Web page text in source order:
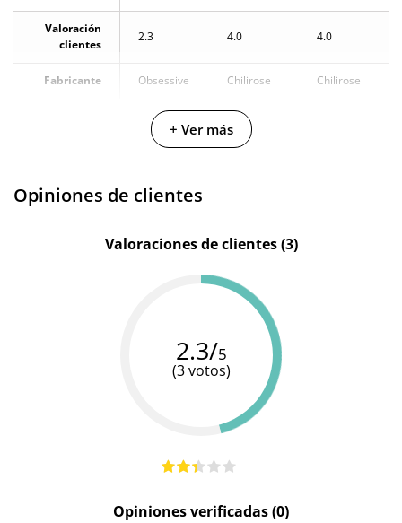
Valoración
clientes
2.3 4.0 4.0
Fabricante Obsessive Chilirose Chilirose
+ Ver más
Opiniones de clientes
Valoraciones de clientes (3)
2.3/5
(3 votos)
Opiniones verificadas (0)